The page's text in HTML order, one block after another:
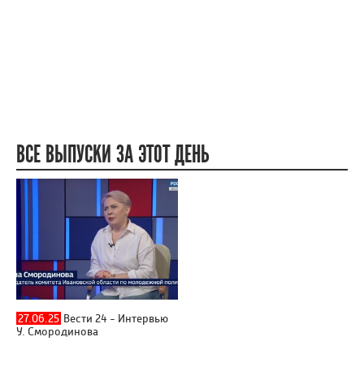
ВСЕ ВЫПУСКИ ЗА ЭТОТ ДЕНЬ
27.06.25 Вести 24 - Интервью
У. Смородинова